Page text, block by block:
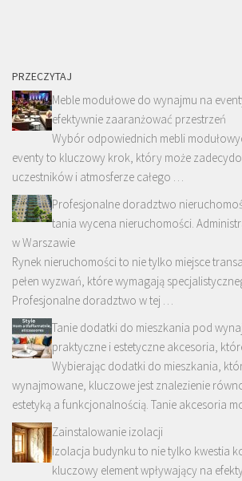
PRZECZYTAJ
Meble modułowe do wynajmu na
efektywnie zaaranżować przestrzeń
Wybór odpowiednich mebli
eventy to kluczowy krok, który może
uczestników i atmosferze całego …
Profesjonalne doradztwo
tania wycena nieruchomości.
w Warszawie
Rynek nieruchomości to nie tylko miejsce
pełen wyzwań, które wymagają
Profesjonalne doradztwo w tej …
Tanie dodatki do mieszkania pod
praktyczne i estetyczne akcesoria,
Wybierając dodatki do mieszkania,
wynajmowane, kluczowe jest znalezienie
estetyką a funkcjonalnością. Tanie akcesoria
Zainstalowanie izolacji
Izolacja budynku to nie tylko kwestia
kluczowy element wpływający na